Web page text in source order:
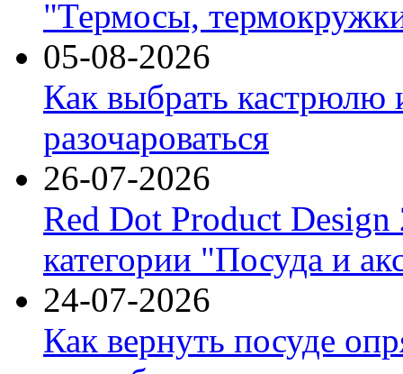
"Термосы,
05-08-2026
Как выбрать кастрюлю
разочароваться
26-07-2026
Red Dot Product Design
категории "Посуда и
24-07-2026
Как вернуть посуде